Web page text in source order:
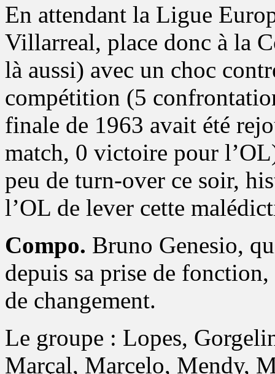
En attendant la Ligue
Villarreal, place donc à la
là aussi) avec un choc
compétition (5
finale de 1963 avait été
match, 0 victoire pour
peu de turn-over ce soir,
l’OL de lever cette
Compo. Bruno Genesio,
depuis sa prise de
de changement.
Le groupe : Lopes,
Marçal, Marcelo, Mendy,